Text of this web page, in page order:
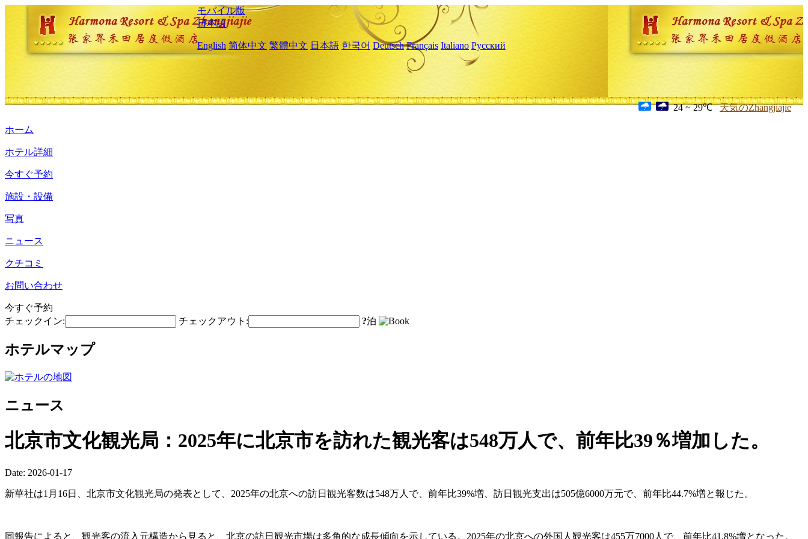
モバイル版
日本語
English 简体中文 繁體中文 日本語 한국어 Deutsch Français Italiano Русский
24 ~ 29℃ 天気のZhangjiajie
ホーム
ホテル詳細
今すぐ予約
施設・設備
写真
ニュース
クチコミ
お問い合わせ
今すぐ予約
チェックイン:
チェックアウト: ?泊
ホテルマップ
ニュース
北京市文化観光局：2025年に北京市を訪れた観光客は548万人で、前年比39％増加した。
Date: 2026-01-17
新華社は1月16日、北京市文化観光局の発表として、2025年の北京への訪日観光客数は548万人で、前年比39%増、訪日観光支出は505億6000万元で、前年比44.7%増と報じた。
同報告によると、観光客の流入元構造から見ると、北京の訪日観光市場は多角的な成長傾向を示している。2025年の北京への外国人観光客は455万7000人で、前年比41.8%増となった。